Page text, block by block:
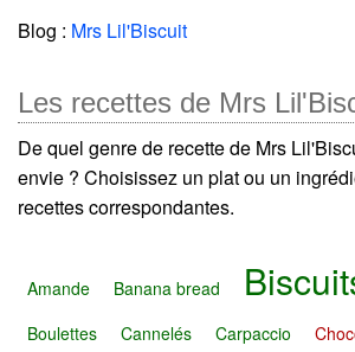
Blog : Mrs Lil'Biscuit
Les recettes de Mrs
De quel genre de recette de Mrs
envie ? Choisissez un plat ou un
recettes correspondantes.
Amande Banana bread
Boulettes
Cannelés Carpaccio